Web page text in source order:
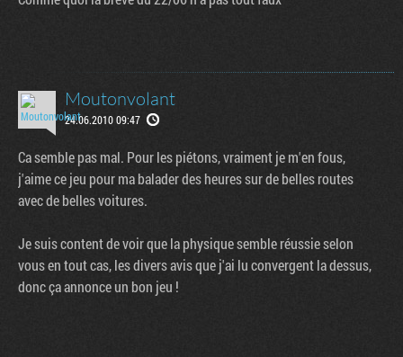
Moutonvolant
24.06.2010 09:47
Ca semble pas mal. Pour les piétons, vraiment je m'en fous,
j'aime ce jeu pour ma balader des heures sur de belles routes
avec de belles voitures.
Je suis content de voir que la physique semble réussie selon
vous en tout cas, les divers avis que j'ai lu convergent la dessus,
donc ça annonce un bon jeu !